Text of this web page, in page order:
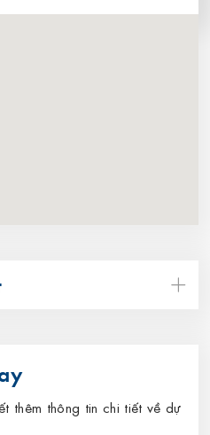
thêm thông tin chi tiết về dự